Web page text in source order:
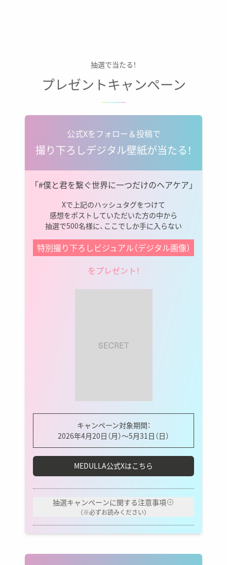
抽選で当たる！
プレゼントキャンペーン
公式Xをフォロー＆投稿で
撮り下ろしデジタル壁紙が当たる！
「#僕と君を繋ぐ世界に一つだけのヘアケア」
Xで上記のハッシュタグをつけて
感想をポストしていただいた方の中から
抽選で500名様に、ここでしか手に入らない
特別撮り下ろしビジュアル（デジタル画像）
をプレゼント！
SECRET
キャンペーン対象期間：
2026年4月20日（月）〜5月31日（日）
MEDULLA公式Xはこちら
抽選キャンペーンに関する注意事項
（※必ずお読みください）
※ 本キャンペーンの応募期間は、2026年4月20日（月）